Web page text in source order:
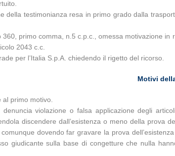
della testimonianza resa in primo grado dalla
primo comma, n.5 c.p.c., omessa motivazione
2043 c.c.
per l’Italia S.p.A. chiedendo il rigetto del ricorso.
Motivi
primo motivo.
violazione o falsa applicazione degli
discendere dall’esistenza o meno della prova
dovendo far gravare la prova
giudicante sulla base di congetture che nulla